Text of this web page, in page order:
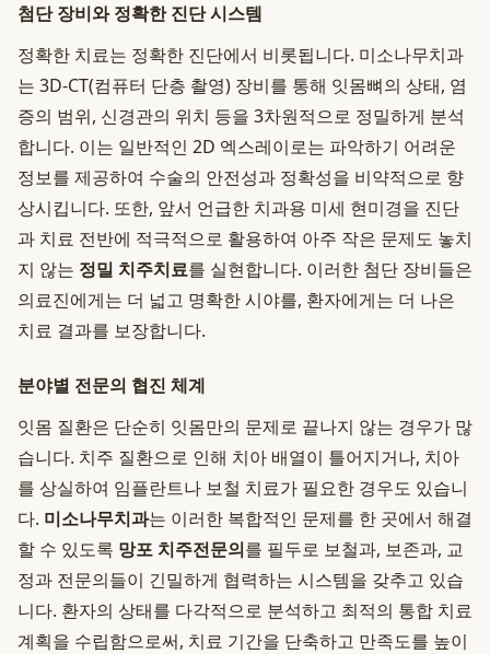
첨단 장비와 정확한 진단 시스템
정확한 치료는 정확한 진단에서 비롯됩니다. 미소나무치과
는 3D-CT(컴퓨터 단층 촬영) 장비를 통해 잇몸뼈의 상태, 염
증의 범위, 신경관의 위치 등을 3차원적으로 정밀하게 분석
합니다. 이는 일반적인 2D 엑스레이로는 파악하기 어려운
정보를 제공하여 수술의 안전성과 정확성을 비약적으로 향
상시킵니다. 또한, 앞서 언급한 치과용 미세 현미경을 진단
과 치료 전반에 적극적으로 활용하여 아주 작은 문제도 놓치
지 않는 정밀 치주치료를 실현합니다. 이러한 첨단 장비들은
의료진에게는 더 넓고 명확한 시야를, 환자에게는 더 나은
치료 결과를 보장합니다.
분야별 전문의 협진 체계
잇몸 질환은 단순히 잇몸만의 문제로 끝나지 않는 경우가 많
습니다. 치주 질환으로 인해 치아 배열이 틀어지거나, 치아
를 상실하여 임플란트나 보철 치료가 필요한 경우도 있습니
다. 미소나무치과는 이러한 복합적인 문제를 한 곳에서 해결
할 수 있도록 망포 치주전문의를 필두로 보철과, 보존과, 교
정과 전문의들이 긴밀하게 협력하는 시스템을 갖추고 있습
니다. 환자의 상태를 다각적으로 분석하고 최적의 통합 치료
계획을 수립함으로써, 치료 기간을 단축하고 만족도를 높이